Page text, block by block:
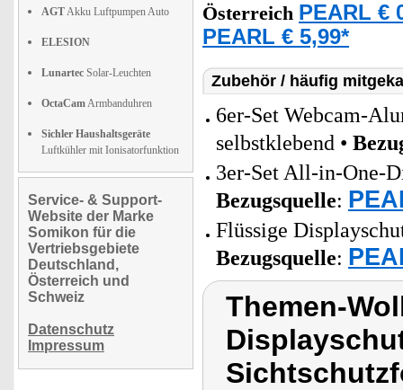
AGTAkku Luftpumpen Auto
ELESION
Lunartec Solar-Leuchten
OctaCamArmbanduhren
Sichler Haushaltsgeräte
Luftkühler mit Ionisatorfunktion
Service- & Support-
Website der Marke
Somikon für die
Vertriebsgebiete
Deutschland,
Österreich und
Schweiz
Datenschutz
Impressum
Österreich PEARL €
PEARL € 5,99*
Zubehör / häufig
6er-Set Webcam-
selbstklebend •
3er-Set All-in-One-
Bezugsquelle:
Flüssige
Bezugsquelle:
Themen-